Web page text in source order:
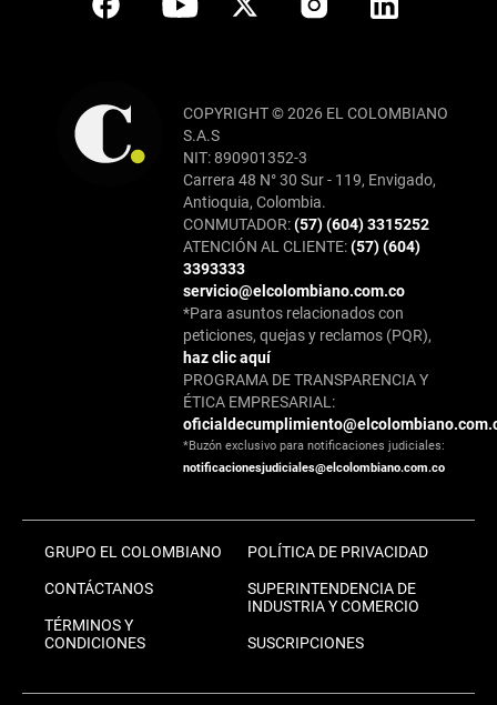
COPYRIGHT © 2026 EL COLOMBIANO
S.A.S
NIT: 890901352-3
Carrera 48 N° 30 Sur - 119, Envigado,
Antioquia, Colombia.
CONMUTADOR:(57) (604) 3315252
ATENCIÓN AL CLIENTE:(57) (604)
3393333
servicio@elcolombiano.com.co
*Para asuntos relacionados con
peticiones, quejas y reclamos (PQR),
haz clic aquí
PROGRAMA DE TRANSPARENCIA Y
ÉTICA EMPRESARIAL:
*Buzón exclusivo para notificaciones judiciales:
notificacionesjudiciales@elcolombiano.com.co
GRUPO EL COLOMBIANO
CONTÁCTANOS
TÉRMINOS Y
CONDICIONES
POLÍTICA DE PRIVACIDAD
SUPERINTENDENCIA DE
INDUSTRIA Y COMERCIO
SUSCRIPCIONES